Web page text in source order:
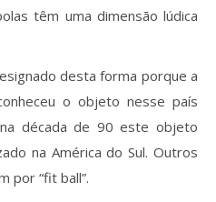
têm uma dimensão lúdica
desta forma porque a
o objeto nesse país
década de 90 este objeto
na América do Sul. Outros
por “fit ball”.